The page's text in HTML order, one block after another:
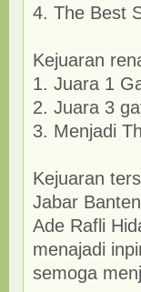
4. The Best
Kejuaran
1. Juara 1
2. Juara 3
3. Menjadi
Kejuaran
Jabar
Ade Rafli
menajadi
semoga